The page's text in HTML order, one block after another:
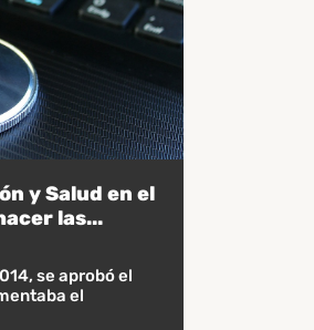
y Salud en el
las...
se aprobó el
el